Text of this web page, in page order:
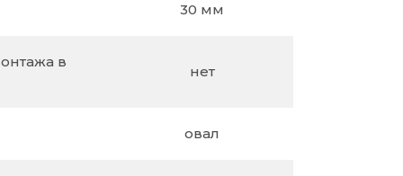
30 мм
в
нет
овал